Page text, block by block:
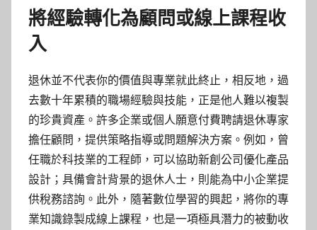
將經驗轉化為顧問或線上課程收
入
退休並不代表你的價值與專業就此終止，相反地，過
去數十年累積的職場經驗與技能，正是他人難以複製
的珍貴資產。許多企業或個人願意付費聘請退休專家
擔任顧問，提供策略指導或問題解決方案。例如，曾
任職於科技業的工程師，可以協助新創公司優化產品
設計；具備會計背景的退休人士，則能為中小企業提
供稅務諮詢。此外，隨著數位學習的興起，將你的專
業知識錄製成線上課程，也是一項極具潛力的被動收